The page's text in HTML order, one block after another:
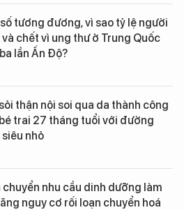
tương đương, vì sao tỷ lệ người
chết vì ung thư ở Trung Quốc
lần Ấn Độ?
thận nội soi qua da thành công
trai 27 tháng tuổi với đường
siêu nhỏ
chuyển nhu cầu dinh dưỡng làm
nguy cơ rối loạn chuyển hoá